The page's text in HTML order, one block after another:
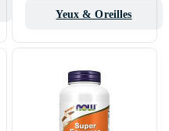
Yeux & Oreilles